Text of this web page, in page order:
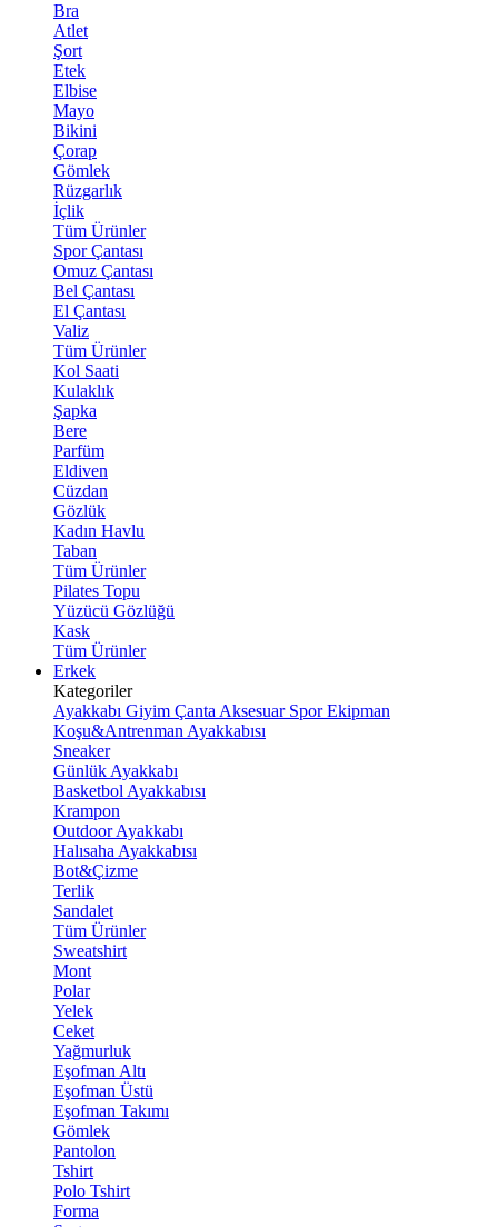
Bra
Atlet
Şort
Etek
Elbise
Mayo
Bikini
Çorap
Gömlek
Rüzgarlık
İçlik
Tüm Ürünler
Spor Çantası
Omuz Çantası
Bel Çantası
El Çantası
Valiz
Tüm Ürünler
Kol Saati
Kulaklık
Şapka
Bere
Parfüm
Eldiven
Cüzdan
Gözlük
Kadın Havlu
Taban
Tüm Ürünler
Pilates Topu
Yüzücü Gözlüğü
Kask
Tüm Ürünler
Erkek
Kategoriler
Ayakkabı Giyim Çanta Aksesuar Spor Ekipman
Koşu&Antrenman Ayakkabısı
Sneaker
Günlük Ayakkabı
Basketbol Ayakkabısı
Krampon
Outdoor Ayakkabı
Halısaha Ayakkabısı
Bot&Çizme
Terlik
Sandalet
Tüm Ürünler
Sweatshirt
Mont
Polar
Yelek
Ceket
Yağmurluk
Eşofman Altı
Eşofman Üstü
Eşofman Takımı
Gömlek
Pantolon
Tshirt
Polo Tshirt
Forma